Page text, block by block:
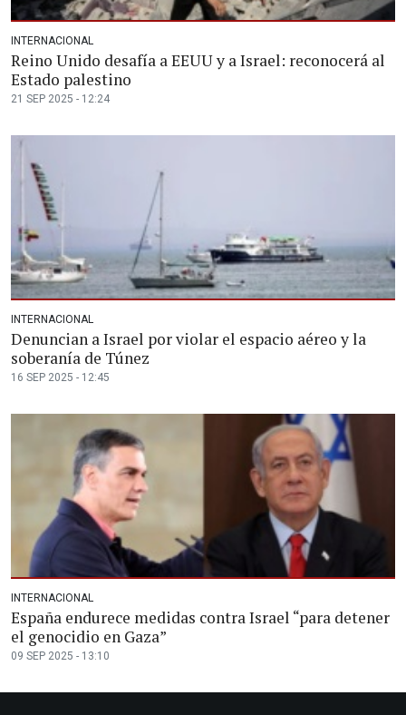
INTERNACIONAL
Reino Unido desafía a EEUU y a Israel: reconocerá al
Estado palestino
21 SEP 2025 - 12:24
INTERNACIONAL
Denuncian a Israel por violar el espacio aéreo y la
soberanía de Túnez
16 SEP 2025 - 12:45
INTERNACIONAL
España endurece medidas contra Israel “para detener
el genocidio en Gaza”
09 SEP 2025 - 13:10